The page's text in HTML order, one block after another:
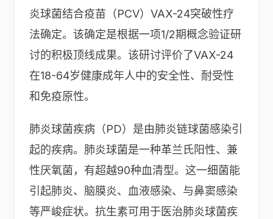
炎球菌结合疫苗（PCV）VAX-24突破性疗
法确定。该确定是根据一项1/2期概念验证研
讨的积极顶线成果。该研讨评价了VAX-24
在18-64岁健康成年人中的安全性、耐受性
和免疫原性。
肺炎球菌疾病（PD）是由肺炎链球菌感染引
起的疾病。肺炎球菌是一种革兰氏阳性、兼
性厌氧菌，有超越90种血清型。这一细菌能
引起肺炎、脑膜炎、血液感染、与鼻窦感染
等严峻症状。抗生素可用于医治肺炎球菌疾